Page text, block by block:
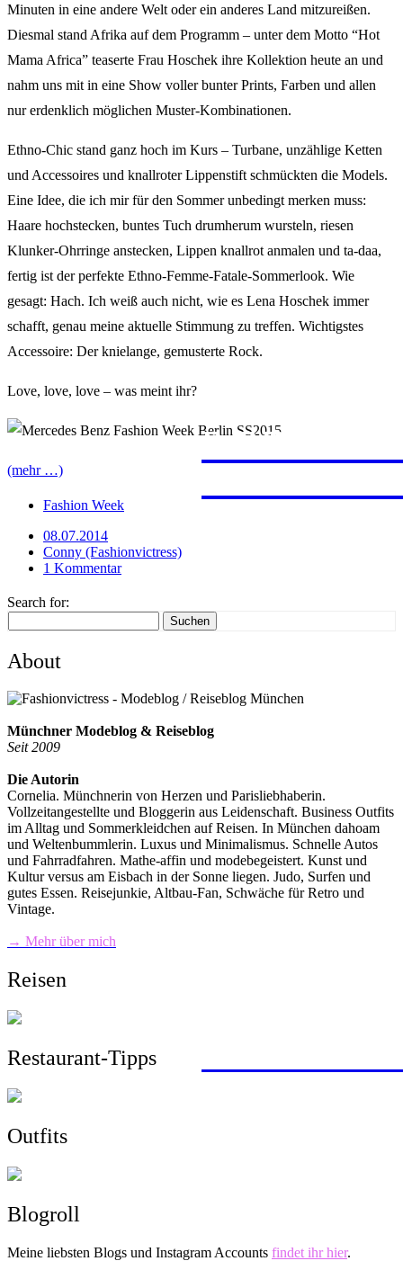
JAPAN
Minuten in eine andere Welt oder ein anderes Land mitzureißen.
Diesmal stand Afrika auf dem Programm – unter dem Motto “Hot
Mama Africa” teaserte Frau Hoschek ihre Kollektion heute an und
nahm uns mit in eine Show voller bunter Prints, Farben und allen
nur erdenklich möglichen Muster-Kombinationen.
Ethno-Chic stand ganz hoch im Kurs – Turbane, unzählige Ketten
und Accessoires und knallroter Lippenstift schmückten die Models.
Eine Idee, die ich mir für den Sommer unbedingt merken muss:
Haare hochstecken, buntes Tuch drumherum wursteln, riesen
Klunker-Ohrringe anstecken, Lippen knallrot anmalen und ta-daa,
fertig ist der perfekte Ethno-Femme-Fatale-Sommerlook. Wie
gesagt: Hach. Ich weiß auch nicht, wie es Lena Hoschek immer
schafft, genau meine aktuelle Stimmung zu treffen. Wichtigstes
Accessoire: Der knielange, gemusterte Rock.
Love, love, love – was meint ihr?
(mehr …)
Fashion Week
08.07.2014
Conny (Fashionvictress)
1 Kommentar
Search for:
Suchen
About
Münchner Modeblog & Reiseblog
Seit 2009
Die Autorin
Cornelia. Münchnerin von Herzen und Parisliebhaberin.
Vollzeitangestellte und Bloggerin aus Leidenschaft. Business Outfits
im Alltag und Sommerkleidchen auf Reisen. In München dahoam
und Weltenbummlerin. Luxus und Minimalismus. Schnelle Autos
und Fahrradfahren. Mathe-affin und modebegeistert. Kunst und
Kultur versus am Eisbach in der Sonne liegen. Judo, Surfen und
gutes Essen. Reisejunkie, Altbau-Fan, Schwäche für Retro und
Vintage.
→ Mehr über mich
Reisen
Restaurant-Tipps
Outfits
Blogroll
Meine liebsten Blogs und Instagram Accounts findet ihr hier.